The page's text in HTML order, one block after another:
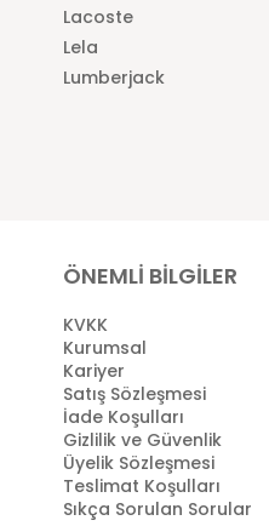
Lacoste
Lela
Lumberjack
ÖNEMLİ BİLGİLER
KVKK
Kurumsal
Kariyer
Satış Sözleşmesi
İade Koşulları
Gizlilik ve Güvenlik
Üyelik Sözleşmesi
Teslimat Koşulları
Sıkça Sorulan Sorular